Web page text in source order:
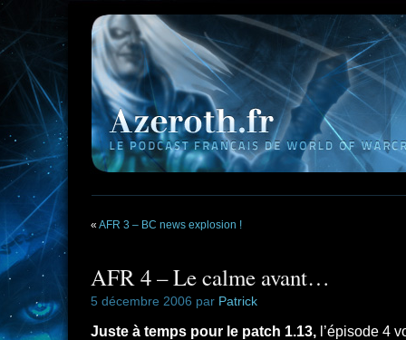
« AFR 3 – BC news explosion !
AFR 4 – Le calme avant…
5 décembre 2006 par Patrick
Juste à temps pour le patch 1.13, l’épisode 4